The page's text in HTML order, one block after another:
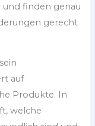
und finden genau
gerecht
auf
Produkte. In
welche